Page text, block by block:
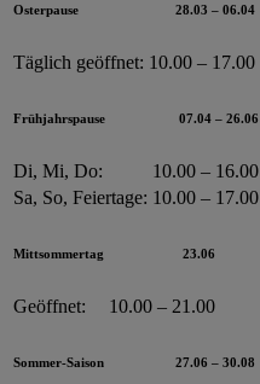
Osterpause 28.03 – 06.04
Täglich geöffnet: 10.00 – 17.00
Frühjahrspause 07.04 – 26.06
Di, Mi, Do:
10.00 – 16.00
Sa, So, Feiertage: 10.00 – 17.00
Mittsommertag 23.06
Geöffnet: 10.00 – 21.00
Sommer-Saison 27.06 – 30.08